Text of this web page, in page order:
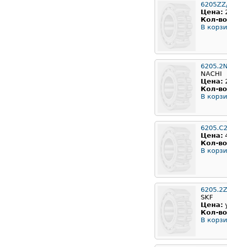
Цена:
Кол-
В
NACHI
Цена:
Кол-
В
Цена:
Кол-
В
SKF
Цена:
Кол-
В